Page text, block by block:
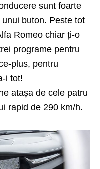
sunt foarte
buton. Peste tot
Romeo chiar ți-o
programe pentru
plus, pentru
i tot!
atașa de cele patru
rapid de 290 km/h.